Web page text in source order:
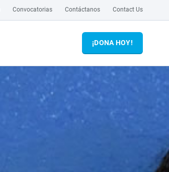
Convocatorias Contáctanos Contact Us
¡DONA HOY!